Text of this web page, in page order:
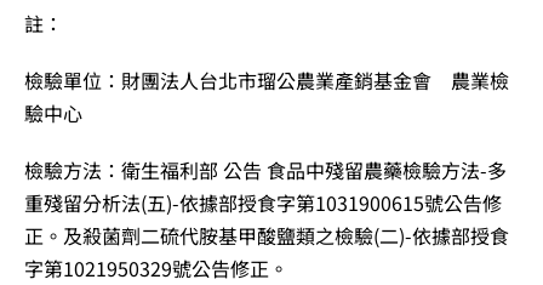
註：
檢驗單位：財團法人台北市瑠公農業產銷基金會 農業檢
驗中心
檢驗方法：衛生福利部 公告 食品中殘留農藥檢驗方法-多
重殘留分析法(五)-依據部授食字第1031900615號公告修
正。及殺菌劑二硫代胺基甲酸鹽類之檢驗(二)-依據部授食
字第1021950329號公告修正。